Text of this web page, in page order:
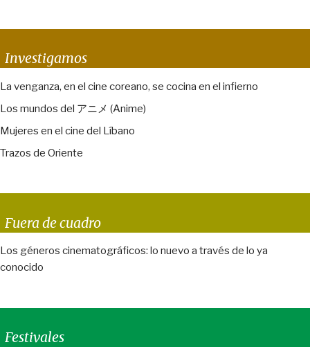
Investigamos
La venganza, en el cine coreano, se cocina en el infierno
Los mundos del アニメ (Anime)
Mujeres en el cine del Líbano
Trazos de Oriente
Fuera de cuadro
Los géneros cinematográficos: lo nuevo a través de lo ya
conocido
Festivales